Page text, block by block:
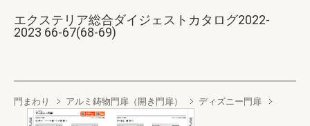
エクステリア総合ダイジェストカタログ2022-
2023 66-67(68-69)
門まわり アルミ鋳物門扉（開き門扉） ディズニー門扉